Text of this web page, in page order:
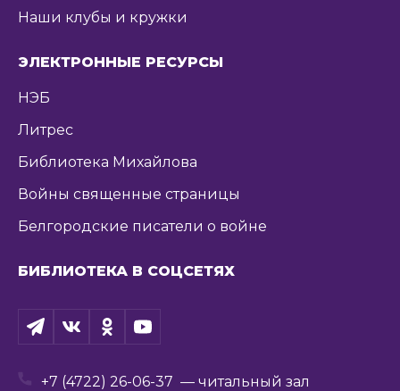
Наши клубы и кружки
ЭЛЕКТРОННЫЕ РЕСУРСЫ
НЭБ
Литрес
Библиотека Михайлова
Войны священные страницы
Белгородские писатели о войне
БИБЛИОТЕКА В СОЦСЕТЯХ
+7 (4722) 26-06-37 — читальный зал